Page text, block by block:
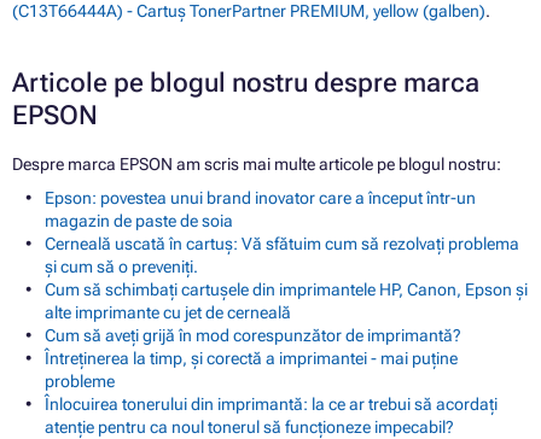
(C13T66444A) - Cartuș TonerPartner PREMIUM, yellow (galben).
Articole pe blogul nostru despre marca
EPSON
Despre marca EPSON am scris mai multe articole pe blogul nostru:
Epson: povestea unui brand inovator care a început într-un
magazin de paste de soia
Cerneală uscată în cartuș: Vă sfătuim cum să rezolvați problema
și cum să o preveniți.
Cum să schimbați cartușele din imprimantele HP, Canon, Epson și
alte imprimante cu jet de cerneală
Cum să aveți grijă în mod corespunzător de imprimantă?
Întreținerea la timp, și corectă a imprimantei - mai puține
probleme
Înlocuirea tonerului din imprimantă: la ce ar trebui să acordați
atenție pentru ca noul tonerul să funcționeze impecabil?